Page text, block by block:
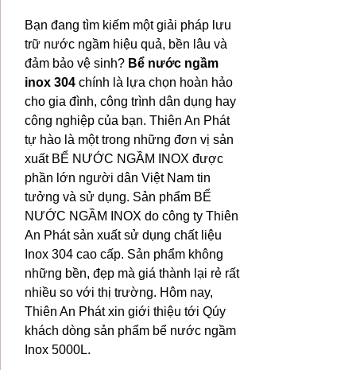
Bạn đang tìm kiếm một giải pháp lưu
trữ nước ngầm hiệu quả, bền lâu và
đảm bảo vệ sinh? Bể nước ngầm
inox 304 chính là lựa chọn hoàn hảo
cho gia đình, công trình dân dụng hay
công nghiệp của bạn. Thiên An Phát
tự hào là một trong những đơn vị sản
xuất BỂ NƯỚC NGẦM INOX được
phần lớn người dân Việt Nam tin
tưởng và sử dụng. Sản phẩm BỂ
NƯỚC NGẦM INOX do công ty Thiên
An Phát sản xuất sử dụng chất liệu
Inox 304 cao cấp. Sản phẩm không
những bền, đẹp mà giá thành lại rẻ rất
nhiều so với thị trường. Hôm nay,
Thiên An Phát xin giới thiệu tới Qúy
khách dòng sản phẩm bể nước ngầm
Inox 5000L.